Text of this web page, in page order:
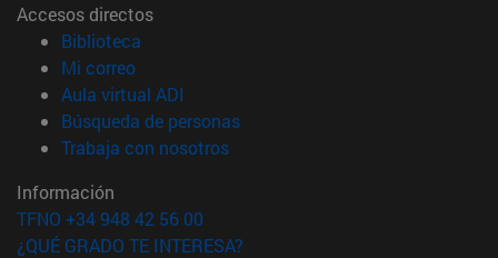
Accesos directos
Biblioteca
Mi correo(abre en nueva ventana)
Aula virtual ADI
Búsqueda de personas(abre en nueva ventana)
Trabaja con nosotros(abre en nueva ventana)
Información
TFNO +34 948 42 56 00
¿QUÉ GRADO TE INTERESA?